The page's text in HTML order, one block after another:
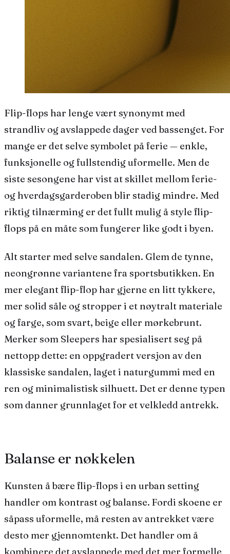
Flip-flops har lenge vært synonymt med
strandliv og avslappede dager ved bassenget. For
mange er det selve symbolet på ferie — enkle,
funksjonelle og fullstendig uformelle. Men de
siste sesongene har vist at skillet mellom ferie-
og hverdagsgarderoben blir stadig mindre. Med
riktig tilnærming er det fullt mulig å style flip-
flops på en måte som fungerer like godt i byen.
Alt starter med selve sandalen. Glem de tynne,
neongrønne variantene fra sportsbutikken. En
mer elegant flip-flop har gjerne en litt tykkere,
mer solid såle og stropper i et nøytralt materiale
og farge, som svart, beige eller mørkebrunt.
Merker som Sleepers har spesialisert seg på
nettopp dette: en oppgradert versjon av den
klassiske sandalen, laget i naturgummi med en
ren og minimalistisk silhuett. Det er denne typen
som danner grunnlaget for et velkledd antrekk.
Balanse er nøkkelen
Kunsten å bære flip-flops i en urban setting
handler om kontrast og balanse. Fordi skoene er
såpass uformelle, må resten av antrekket være
desto mer gjennomtenkt. Det handler om å
kombinere det avslappede med det mer formelle